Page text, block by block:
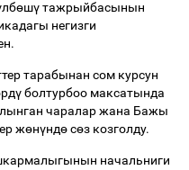
лбөшүтажрыйбасынын
негизги
тарабынан сом курсун
рдүболтурбоо максатында
чаралар жана Бажы
жөнүндөсөз козголду.
начальниги